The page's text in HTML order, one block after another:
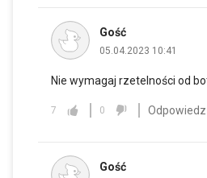
Gość
05.04.2023 10:41
Nie wymagaj rzetelności od
7 0 Odpowiedz
Gość